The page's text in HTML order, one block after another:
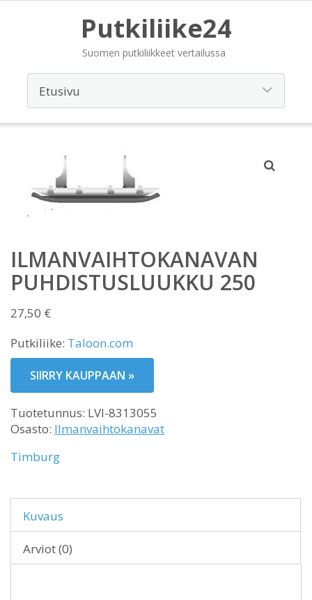
Putkiliike24
Suomen putkiliikkeet vertailussa
ILMANVAIHTOKANAVAN
PUHDISTUSLUUKKU 250
27,50 €
Putkiliike: Taloon.com
SIIRRY KAUPPAAN »
Tuotetunnus: LVI-8313055
Osasto: Ilmanvaihtokanavat
Timburg
Kuvaus
Arviot (0)